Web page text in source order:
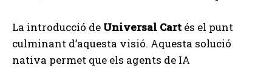
La introducció de Universal Cart és el punt
culminant d’aquesta visió. Aquesta solució
nativa permet que els agents de IA